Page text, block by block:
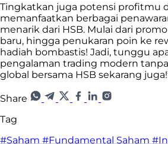
Tingkatkan juga potensi profitmu
memanfaatkan berbagai
menarik dari HSB. Mulai dari
baru, hingga penukaran poin ke
hadiah bombastis! Jadi, tunggu
pengalaman trading modern
global bersama HSB sekarang
Share
Tag
#Saham #Fundamental Saham